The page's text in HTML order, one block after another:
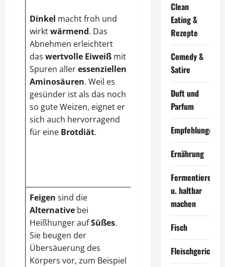
Dinkel macht froh und
wirktwärmend. Das
Abnehmen erleichtert
das wertvolle Eiweiß mit
Spuren alleressenziellen
Aminosäuren. Weil es
gesünder ist als das noch
so gute Weizen, eignet er
sich auch hervorragend
für eine Brotdiät.
auch die andern
Bittergemüsesorten
Artischocken und
Radicchio.
Stoffwechselund
Verdauungwerden
durch den Bitterstoff
angekurbelt
Dafür dass Fettzellen
geringer werden,
sorgen Kalium,
Vitamin C,
Magnesium, Kalzium
und Eisen.
Feigen sind die
Alternative bei
Heißhunger aufSüßes.
Sie beugen der
Übersäuerung des
Körpers vor, zum Beispiel
Tee
regt
Verdauungund den
. Natrium,
Clean
Eating &
Rezepte
Comedy &
Satire
Duft und
Parfum
Empfehlungen
Ernährung
Fermentieren
u. haltbar
machen
Fisch
Fleischgerichte